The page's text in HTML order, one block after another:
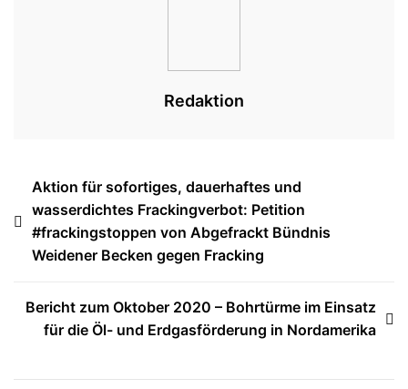
Redaktion
Beitragsnavigation
Aktion für sofortiges, dauerhaftes und
wasserdichtes Frackingverbot: Petition
#frackingstoppen von Abgefrackt Bündnis
Weidener Becken gegen Fracking
Bericht zum Oktober 2020 – Bohrtürme im Einsatz
für die Öl- und Erdgasförderung in Nordamerika